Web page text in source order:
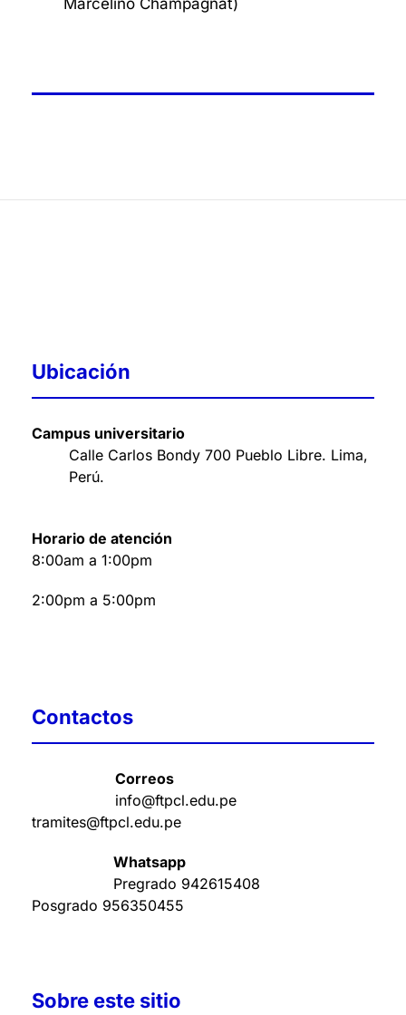
Ubicación
Campus universitario
Calle Carlos Bondy 700 Pueblo Libre. Lima,
Perú.
Horario de atención
8:00am a 1:00pm
2:00pm a 5:00pm
Contactos
Correos
info@ftpcl.edu.pe
tramites@ftpcl.edu.pe
Whatsapp
Pregrado 942615408
Posgrado 956350455
Sobre este sitio